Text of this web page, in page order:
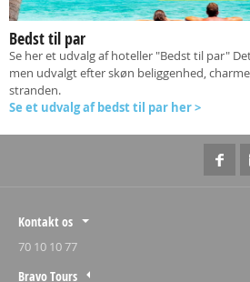
Bedst til par
Se her et udvalg af hoteller "Bedst til par"
men udvalgt efter skøn beliggenhed,
stranden.
Se et udvalg af bedst til par her >
Kontakt os
70 10 10 77
Bravo Tours